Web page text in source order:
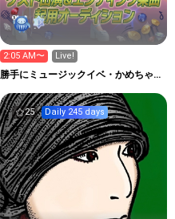
2:05 AM〜 Live!
勝手にミュージックイベ・かめちゃん
25 Daily 245 days